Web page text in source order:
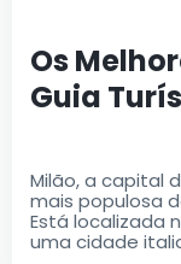
Os
Guia
Milão, a capital
mais populosa
Está localizada
uma cidade